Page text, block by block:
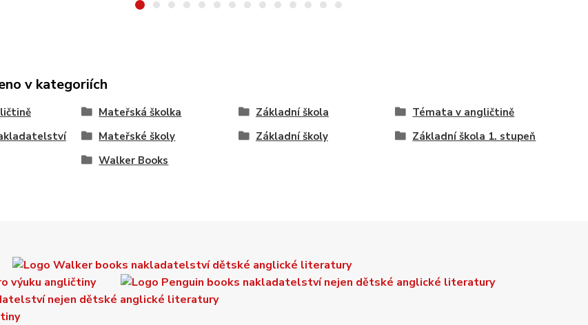
v kategoriích
Mateřská školka Základní škola
Témata v angličtině
Mateřské školy Základní školy
Základní škola 1. stupeň
Walker Books